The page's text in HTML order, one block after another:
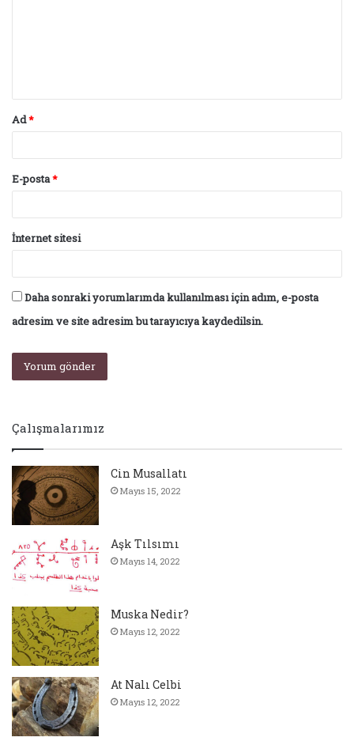
Ad*
E-posta*
İnternet sitesi
Daha sonraki yorumlarımda kullanılması için adım, e-posta
adresim ve site adresim bu tarayıcıya kaydedilsin.
Çalışmalarımız
Cin Musallatı
Mayıs 15, 2022
Aşk Tılsımı
Mayıs 14, 2022
Muska Nedir?
Mayıs 12, 2022
At Nalı Celbi
Mayıs 12, 2022